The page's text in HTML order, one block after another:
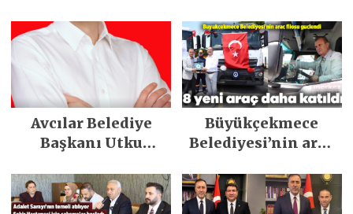
yeni marka
stratejisiyle
geleceğe taşıyor
Avcılar Belediye
Başkanı Utku
tahliye edildi
Büyükçekmece
Belediyesi’nin araç